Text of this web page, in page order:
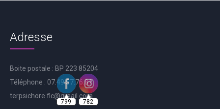
Adresse
Boite postale : BP 223 85204
Téléphone : 07.49.57.76.81
terpsichore.flc@gmail.com
799 782